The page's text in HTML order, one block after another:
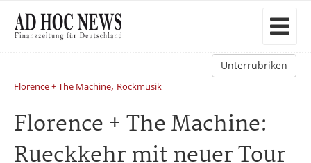
Unterrubriken
Florence + The Machine, Rockmusik
Florence + The Machine:
Rueckkehr mit neuer Tour